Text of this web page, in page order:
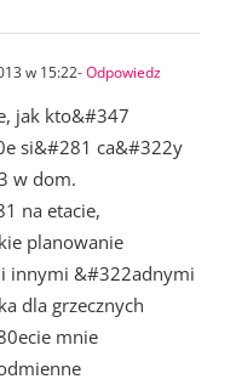
w 15:22- Odpowiedz
jak kto&#347
si&#281 ca&#322y
w dom.
na etacie,
planowanie
innymi &#322adnymi
dla grzecznych
mnie